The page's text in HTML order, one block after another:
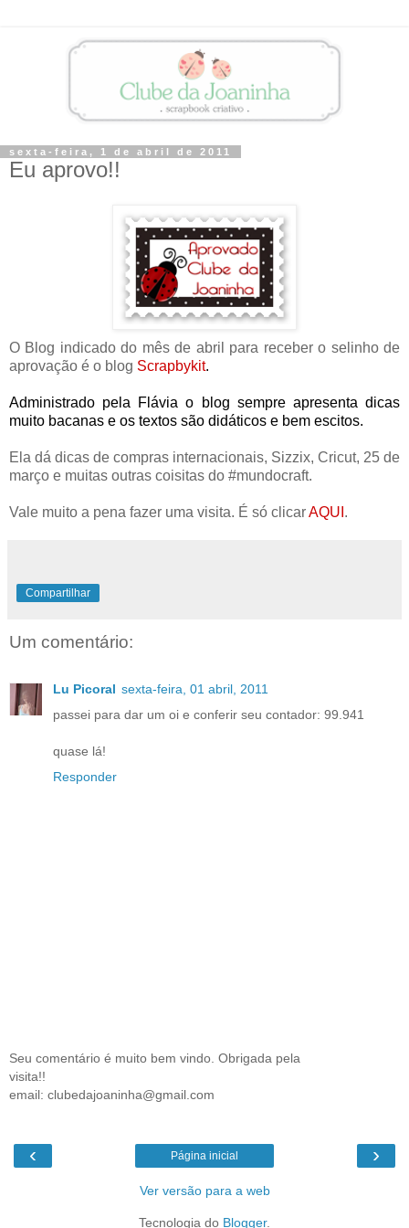
sexta-feira, 1 de abril de 2011
Eu aprovo!!
O Blog indicado do mês de abril para receber o selinho de
aprovação é o blog Scrapbykit.
Administrado pela Flávia o blog sempre apresenta dicas
muito bacanas e os textos são didáticos e bem escitos.
Ela dá dicas de compras internacionais, Sizzix, Cricut, 25 de
março e muitas outras coisitas do #mundocraft.
Vale muito a pena fazer uma visita. É só clicarAQUI .
Compartilhar
Um comentário:
Lu Picoral sexta-feira, 01 abril, 2011
passei para dar um oi e conferir seu contador: 99.941
quase lá!
Responder
Seu comentário é muito bem vindo. Obrigada pela
visita!!
email: clubedajoaninha@gmail.com
‹ ›
Página inicial
Ver versão para a web
Tecnologia do Blogger.